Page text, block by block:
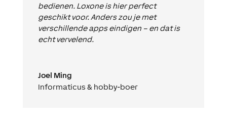
bedienen. Loxone is hier perfect
geschikt voor. Anders zou je met
verschillende apps eindigen – en dat is
echt vervelend.
Joel Ming
Informaticus & hobby-boer